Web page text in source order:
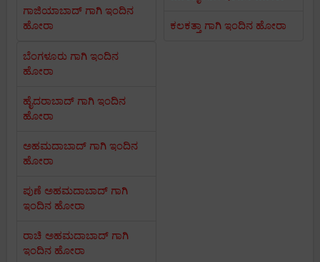
ಗಾಜಿಯಾಬಾದ್ ಗಾಗಿ ಇಂದಿನ
ಹೋರಾ
ಕಲಕತ್ತಾ ಗಾಗಿ ಇಂದಿನ ಹೋರಾ
ಬೆಂಗಳೂರು ಗಾಗಿ ಇಂದಿನ
ಹೋರಾ
ಹೈದರಾಬಾದ್ ಗಾಗಿ ಇಂದಿನ
ಹೋರಾ
ಅಹಮದಾಬಾದ್ ಗಾಗಿ ಇಂದಿನ
ಹೋರಾ
ಪುಣೆ ಅಹಮದಾಬಾದ್ ಗಾಗಿ
ಇಂದಿನ ಹೋರಾ
ರಾಚಿ ಅಹಮದಾಬಾದ್ ಗಾಗಿ
ಇಂದಿನ ಹೋರಾ